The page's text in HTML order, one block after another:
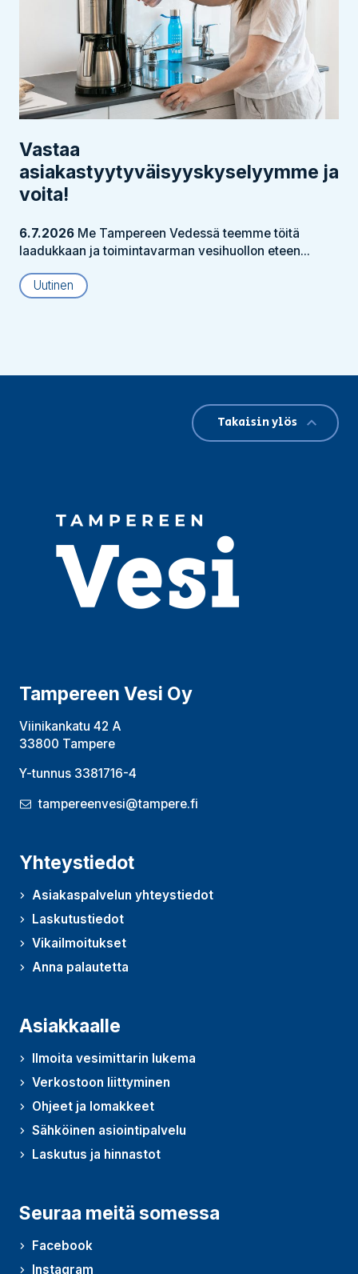
Vastaa
asiakastyytyväisyyskyselyymme ja
voita!
6.7.2026 Me Tampereen Vedessä teemme töitä
laadukkaan ja toimintavarman vesihuollon eteen...
Uutinen
Tampereen Vesi Oy
Viinikankatu 42 A
33800 Tampere
Y-tunnus 3381716-4
tampereenvesi@tampere.fi
Yhteystiedot
Asiakaspalvelun yhteystiedot
Laskutustiedot
Vikailmoitukset
Anna palautetta
(Avautuu uudessa ikkunassa)
Asiakkaalle
Ilmoita vesimittarin lukema
Verkostoon liittyminen
Ohjeet ja lomakkeet
Sähköinen asiointipalvelu
Laskutus ja hinnastot
Seuraa meitä somessa
Facebook
Instagram
Takaisin ylös